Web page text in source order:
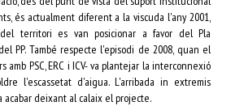
és actualment diferent a la viscuda l'any 2001,
territori es van posicionar a favor del Pla
PP. També respecte l'episodi de 2008, quan el
amb PSC, ERC i ICV- va plantejar la interconnexió
l'escassetat d'aigua. L'arribada in extremis
acabar deixant al calaix el projecte.